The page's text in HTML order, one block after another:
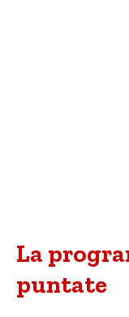
La
puntate